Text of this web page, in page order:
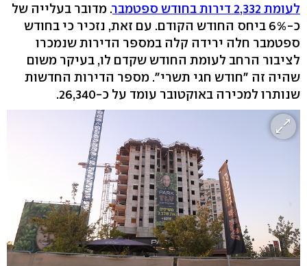
לעומת 2,332 דירות בחודש ספטמבר
. מדובר בעלייה של
כ-6% ביחס החודש הקודם. עם זאת, נזכיר כי בחודש
ספטמבר חלה ירידה קלה במספר הדירות שנמכרו
לציבור הרחב לעומת החודש שקדם לו, בעיקר משום
שהיה זה "חודש חגי תשרי". מספר הדירות החדשות
שנותרו למכירה באוקטובר עומד על כ-26,340.